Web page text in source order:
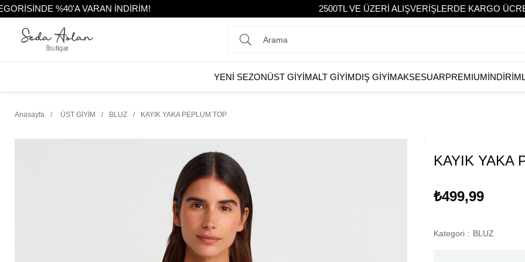
%40'A VARAN İNDİRİM! 2500TL VE ÜZERİ ALIŞVERİŞLERDE KARGO ÜCRETSİZ!
YENİ SEZONÜST GİYİMALT GİYİMDIŞ GİYİMAKSESUARPREMIUM
Anasayfa ÜST GİYİM BLUZ KAYIK YAKA PEPLUM TOP
KAYIK YAKA
₺499,99
Kategori : BLUZ